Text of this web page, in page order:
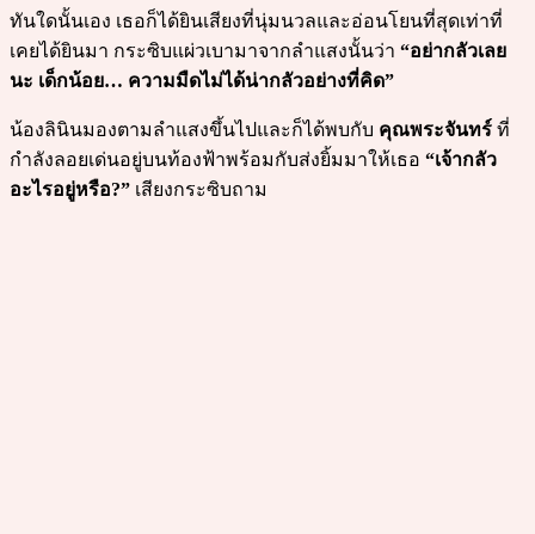
ทันใดนั้นเอง เธอก็ได้ยินเสียงที่นุ่มนวลและอ่อนโยนที่สุดเท่าที่
เคยได้ยินมา กระซิบแผ่วเบามาจากลำแสงนั้นว่า “อย่ากลัวเลย
นะ เด็กน้อย… ความมืดไม่ได้น่ากลัวอย่างที่คิด”
น้องลินินมองตามลำแสงขึ้นไปและก็ได้พบกับ คุณพระจันทร์ ที่
กำลังลอยเด่นอยู่บนท้องฟ้าพร้อมกับส่งยิ้มมาให้เธอ “เจ้ากลัว
อะไรอยู่หรือ?” เสียงกระซิบถาม